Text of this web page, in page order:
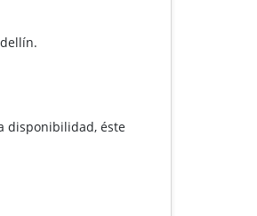
disponibilidad, éste